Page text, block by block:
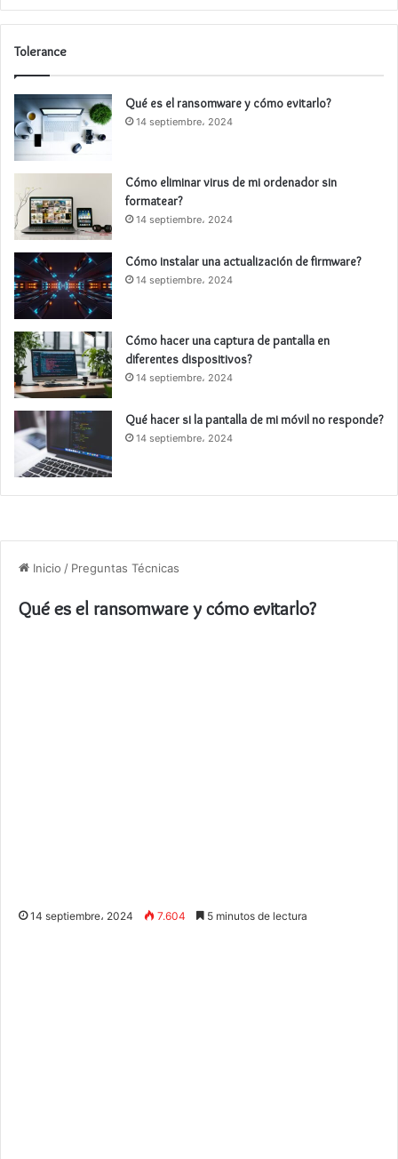
Tolerance
Qué es el ransomware y cómo evitarlo?
14 septiembre، 2024
Cómo eliminar virus de mi ordenador sin
formatear?
14 septiembre، 2024
Cómo instalar una actualización de firmware?
14 septiembre، 2024
Cómo hacer una captura de pantalla en
diferentes dispositivos?
14 septiembre، 2024
Qué hacer si la pantalla de mi móvil no responde?
14 septiembre، 2024